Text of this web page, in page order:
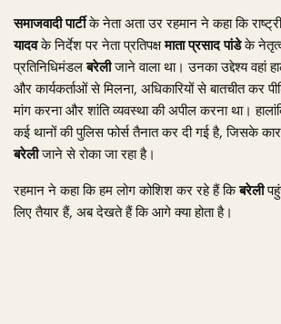
समाजवादी पार्टीके नेता अता उर रहमान ने कहा कि
यादवके निर्देश पर नेता प्रतिपक्षमाता प्रसाद पांडेके
प्रतिनिधिमंडलबरेलीजाने वाला था। उनका उद्देश्य वहां
और कार्यकर्ताओं से मिलना, अधिकारियों से बातचीत कर
मांग करना और शांति व्यवस्था की अपील करना था।
कई थानों की पुलिस फोर्स तैनात कर दी गई है, जिसके
बरेलीजाने से रोका जा रहा है।
रहमान ने कहा कि हम लोग कोशिश कर रहे हैं किबरेली
लिए तैयार हैं, अब देखते हैं कि आगे क्या होता है।